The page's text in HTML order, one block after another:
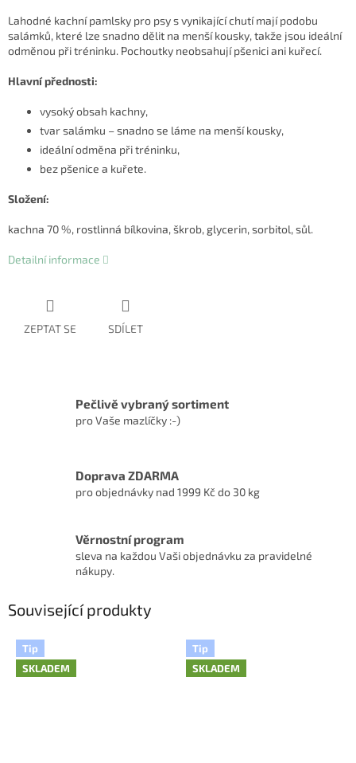
Lahodné kachní pamlsky pro psy s vynikající chutí mají podobu
salámků, které lze snadno dělit na menší kousky, takže jsou ideální
odměnou při tréninku. Pochoutky neobsahují pšenici ani kuřecí.
Hlavní přednosti:
vysoký obsah kachny,
tvar salámku – snadno se láme na menší kousky,
ideální odměna při tréninku,
bez pšenice a kuřete.
Složení:
kachna 70 %, rostlinná bílkovina, škrob, glycerin, sorbitol, sůl.
Detailní informace
ZEPTAT SE SDÍLET
Pečlivě vybraný sortiment
pro Vaše mazlíčky :-)
Doprava ZDARMA
pro objednávky nad 1999 Kč do 30 kg
Věrnostní program
sleva na každou Vaši objednávku za pravidelné
nákupy.
Související produkty
Tip
SKLADEM
Tip
SKLADEM